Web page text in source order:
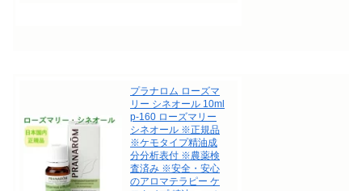
プラナロム ローズマ
リー シネオール 10ml
p-160 ローズマリー
シネオール ※正規品
※ケモタイプ精油成
分分析表付 ※農薬検
査済み ※安全・安心
のアロマテラピー ケ